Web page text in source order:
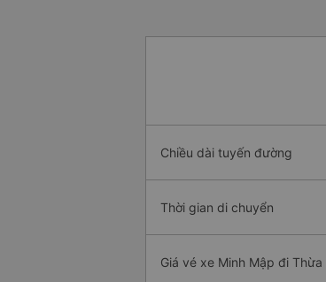
Chiều dài tuyến đường
Thời gian di chuyển
Giá vé xe Minh Mập đi